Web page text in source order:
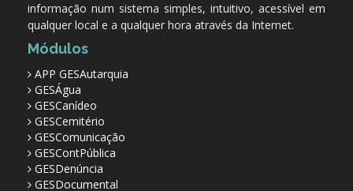
informação num sistema simples, intuitivo, acessível em
qualquer local e a qualquer hora através da Internet.
Módulos
APP GESAutarquia
GESÁgua
GESCanídeo
GESCemitério
GESComunicação
GESContPública
GESDenúncia
GESDocumental